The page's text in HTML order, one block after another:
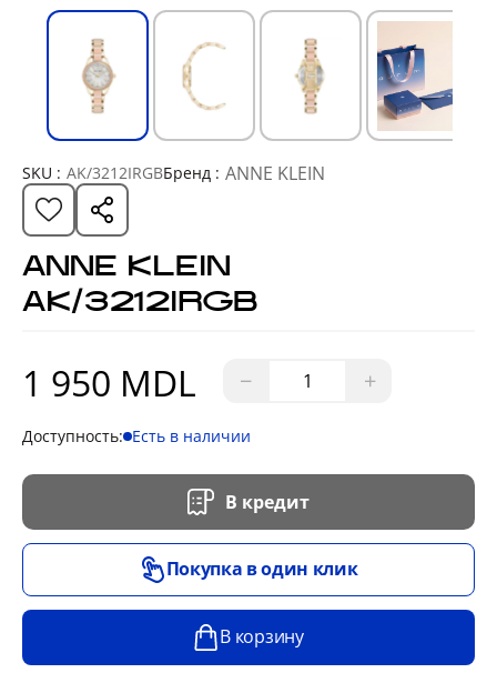
SKU : AK/3212IRGBБренд : ANNE KLEIN
ANNE KLEIN
AK/3212IRGB
1 950 MDL − +
Доступность: Есть в наличии
В кредит
Покупка в один клик
В корзину